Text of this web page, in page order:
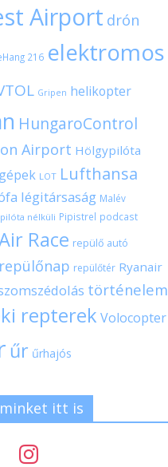
Airport drón
216 elektromos
Gripen helikopter
HungaroControl
Airport Hölgypilóta
LOT Lufthansa
légitársaság Malév
pilóta nélküli Pipistrel podcast
Race repülő autó
repülőnap repülőtér Ryanair
történelem
repterek Volocopter
űr űrhajós
minket itt is